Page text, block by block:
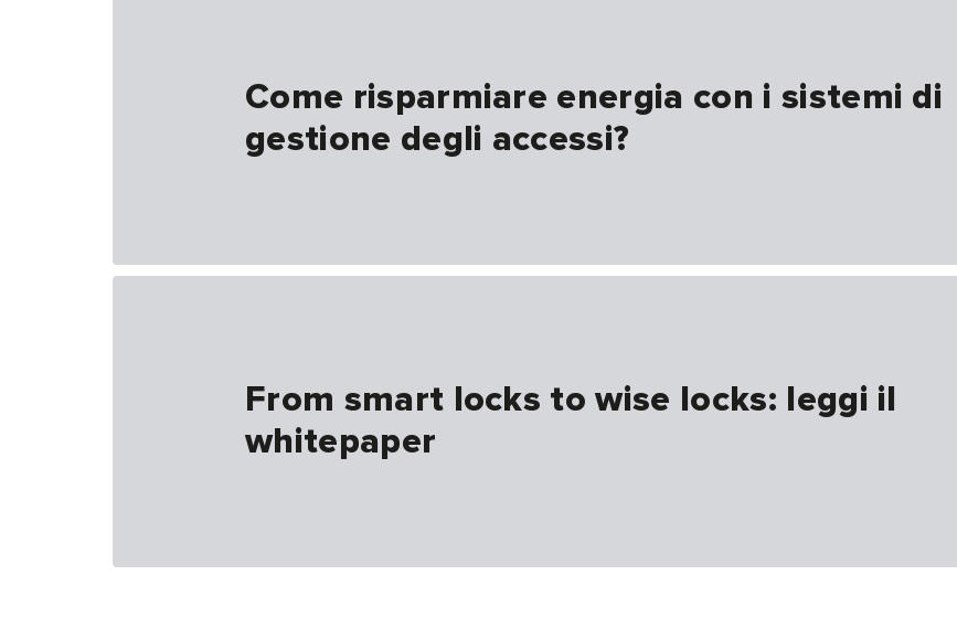
Come risparmiare energia con i sistemi di
gestione degli accessi?
From smart locks to wise locks: leggi il
whitepaper